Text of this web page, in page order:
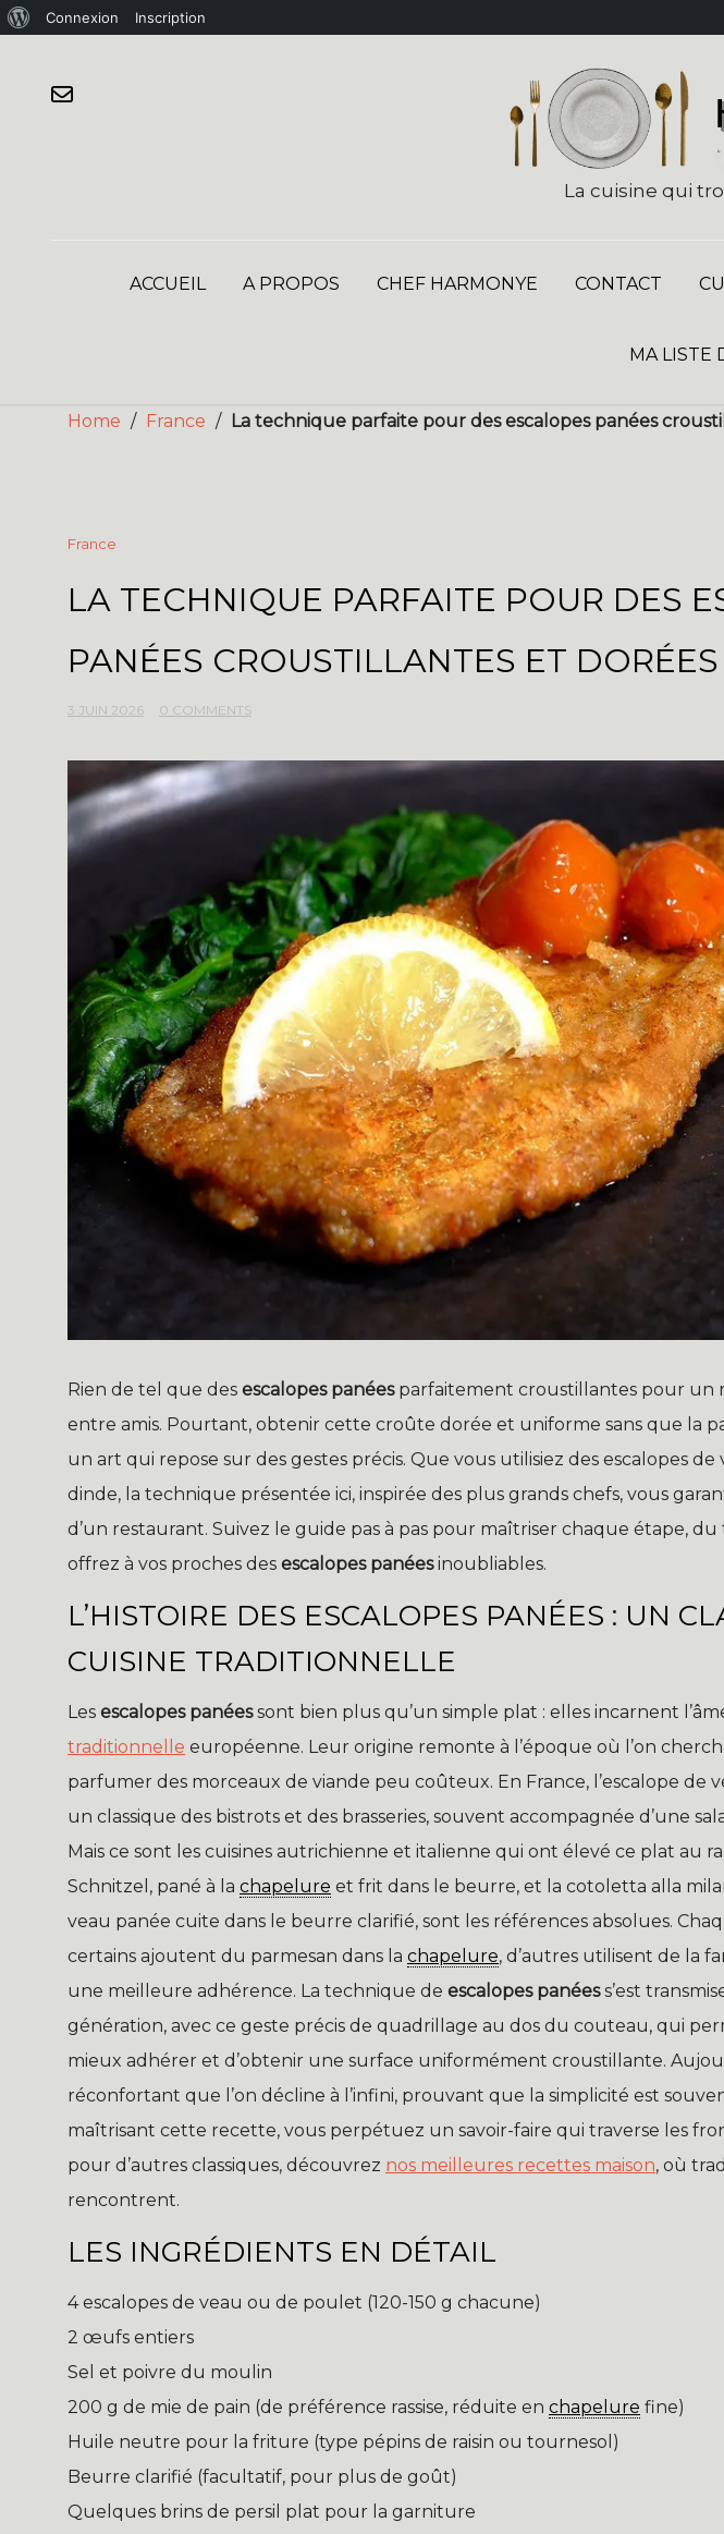
Connexion Inscription
La cuisine qui
ACCUEIL A PROPOS CHEF HARMONYE CONTACT
MA LISTE
Home / France / La technique parfaite pour des escalopes panées
France
LA TECHNIQUE PARFAITE POUR DES
PANÉES CROUSTILLANTES ET DORÉES
3 JUIN 2026 0 COMMENTS
Rien de tel que des escalopes panéesparfaitement croustillantes pour un
entre amis. Pourtant, obtenir cette croûte dorée et uniforme sans que la
un art qui repose sur des gestes précis. Que vous utilisiez des escalopes
dinde, la technique présentée ici, inspirée des plus grands chefs, vous
d’un restaurant. Suivez le guide pas à pas pour maîtriser chaque étape, du
offrez à vos proches des escalopes panéesinoubliables.
L’HISTOIRE DES ESCALOPES PANÉES : UN
CUISINE TRADITIONNELLE
Les escalopes panéessont bien plus qu’un simple plat : elles incarnent
traditionnelle européenne. Leur origine remonte à l’époque où l’on
parfumer des morceaux de viande peu coûteux. En France, l’escalope de
un classique des bistrots et des brasseries, souvent accompagnée d’une
Mais ce sont les cuisines autrichienne et italienne qui ont élevé ce plat au
Schnitzel, pané à la chapelure et frit dans le beurre, et la cotoletta alla
veau panée cuite dans le beurre clarifié, sont les références absolues.
certains ajoutent du parmesan dans la chapelure, d’autres utilisent de la
une meilleure adhérence. La technique de escalopes panéess’est
génération, avec ce geste précis de quadrillage au dos du couteau, qui
mieux adhérer et d’obtenir une surface uniformément croustillante.
réconfortant que l’on décline à l’infini, prouvant que la simplicité est
maîtrisant cette recette, vous perpétuez un savoir-faire qui traverse les
pour d’autres classiques, découvrez nos meilleures recettes maison, où
rencontrent.
LES INGRÉDIENTS EN DÉTAIL
4 escalopes de veau ou de poulet (120-150 g chacune)
2 œufs entiers
Sel et poivre du moulin
200 g de mie de pain (de préférence rassise, réduite en chapelure fine)
Huile neutre pour la friture (type pépins de raisin ou tournesol)
Beurre clarifié (facultatif, pour plus de goût)
Quelques brins de persil plat pour la garniture